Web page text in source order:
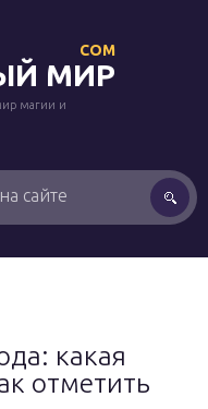
МИР
COM
магии и
какая
отметить